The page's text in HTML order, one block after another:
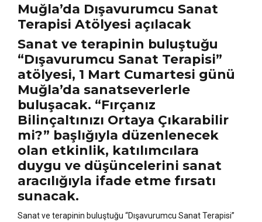
Muğla’da Dışavurumcu Sanat
Terapisi Atölyesi açılacak
Sanat ve terapinin buluştuğu
“Dışavurumcu Sanat Terapisi”
atölyesi, 1 Mart Cumartesi günü
Muğla’da sanatseverlerle
buluşacak. “Fırçanız
Bilinçaltınızı Ortaya Çıkarabilir
mi?” başlığıyla düzenlenecek
olan etkinlik, katılımcılara
duygu ve düşüncelerini sanat
aracılığıyla ifade etme fırsatı
sunacak.
Sanat ve terapinin buluştuğu “Dışavurumcu Sanat Terapisi”